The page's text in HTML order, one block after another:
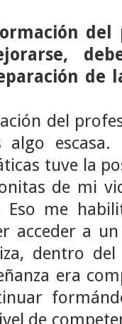
del
de
del
algo
tuve la
de mi
Eso me
acceder a
dentro
era
de